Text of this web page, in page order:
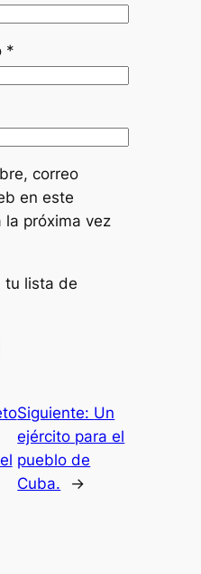
*
correo
en este
la próxima vez
tu lista de
Siguiente: Un
ejército para el
pueblo de
Cuba.
→